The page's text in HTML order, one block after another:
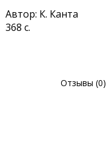
Автор: К. Канта
368 с.
Отзывы (0)